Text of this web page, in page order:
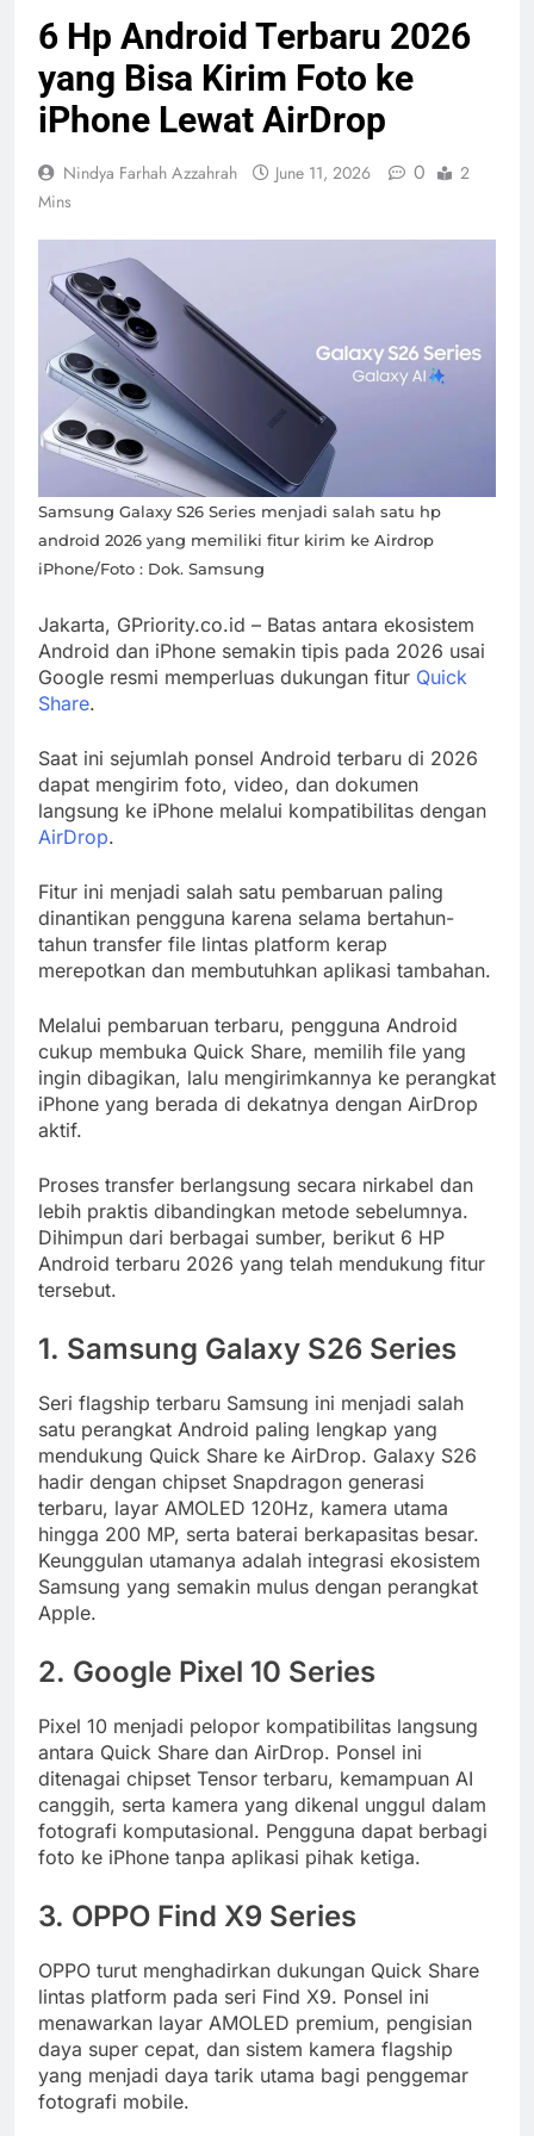
Karyawan
Burger King
Berhasil
Galang Dana
Lebih dari
US$170.000
Menko
Polkam: LPM
Harus Jadi
Pendorong
Program
Gagal ke
Selanjutnya
Menangi
Primary Senat
Demokrat di
Michigan
Prabowo
Matangkan
Program
Pembaruan
Buku Ajar
Canggih! SMK
di Jayapura
Absen Digital
dengan Kartu
yang Dapat
Jual Gado-
Gado di
Jabal
Khandamah,
Ibu Asal
Mendadak
Viral
6 Hp Android Terbaru 2026
yang Bisa Kirim Foto ke
iPhone Lewat AirDrop
Nindya Farhah Azzahrah June 11, 2026 0
2
Mins
Samsung Galaxy S26 Series menjadi salah satu hp
android 2026 yang memiliki fitur kirim ke Airdrop
iPhone/Foto : Dok. Samsung
Jakarta, GPriority.co.id – Batas antara ekosistem
Android dan iPhone semakin tipis pada 2026 usai
Google resmi memperluas dukungan fitur Quick
Share.
Saat ini sejumlah ponsel Android terbaru di 2026
dapat mengirim foto, video, dan dokumen
langsung ke iPhone melalui kompatibilitas dengan
AirDrop.
Fitur ini menjadi salah satu pembaruan paling
dinantikan pengguna karena selama bertahun-
tahun transfer file lintas platform kerap
merepotkan dan membutuhkan aplikasi tambahan.
Melalui pembaruan terbaru, pengguna Android
cukup membuka Quick Share, memilih file yang
ingin dibagikan, lalu mengirimkannya ke perangkat
iPhone yang berada di dekatnya dengan AirDrop
aktif.
Proses transfer berlangsung secara nirkabel dan
lebih praktis dibandingkan metode sebelumnya.
Dihimpun dari berbagai sumber, berikut 6 HP
Android terbaru 2026 yang telah mendukung fitur
tersebut.
1. Samsung Galaxy S26 Series
Seri flagship terbaru Samsung ini menjadi salah
satu perangkat Android paling lengkap yang
mendukung Quick Share ke AirDrop. Galaxy S26
hadir dengan chipset Snapdragon generasi
terbaru, layar AMOLED 120Hz, kamera utama
hingga 200 MP, serta baterai berkapasitas besar.
Keunggulan utamanya adalah integrasi ekosistem
Samsung yang semakin mulus dengan perangkat
Apple.
2. Google Pixel 10 Series
Pixel 10 menjadi pelopor kompatibilitas langsung
antara Quick Share dan AirDrop. Ponsel ini
ditenagai chipset Tensor terbaru, kemampuan AI
canggih, serta kamera yang dikenal unggul dalam
fotografi komputasional. Pengguna dapat berbagi
foto ke iPhone tanpa aplikasi pihak ketiga.
3. OPPO Find X9 Series
OPPO turut menghadirkan dukungan Quick Share
lintas platform pada seri Find X9. Ponsel ini
menawarkan layar AMOLED premium, pengisian
daya super cepat, dan sistem kamera flagship
yang menjadi daya tarik utama bagi penggemar
fotografi mobile.